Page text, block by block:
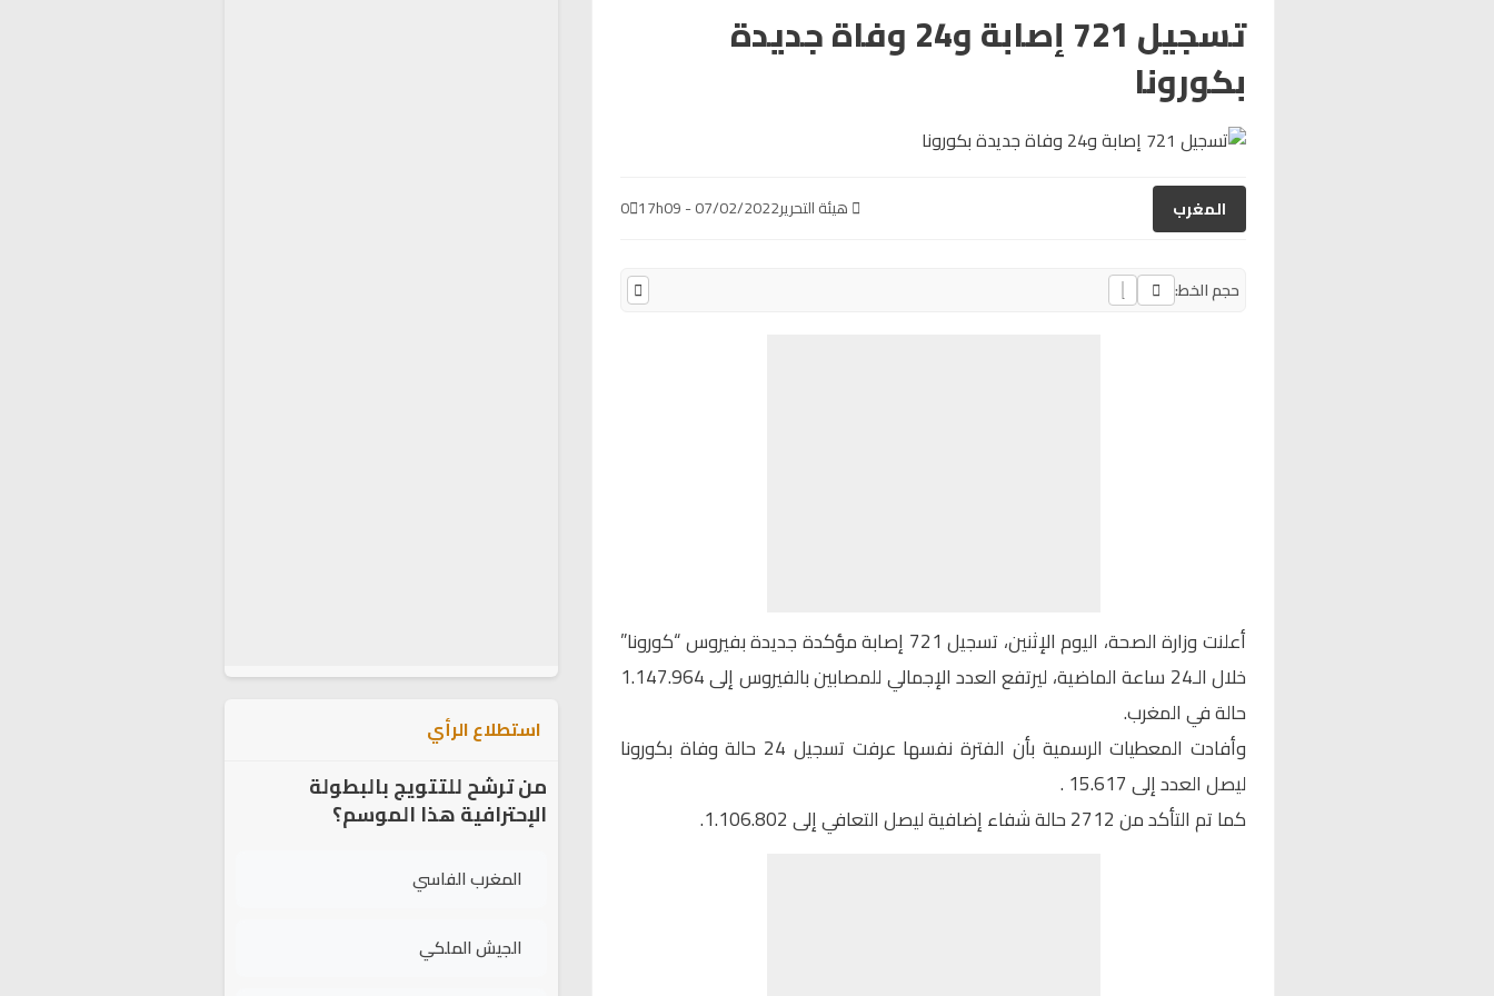
تسجيل 721 إصابة و24 وفاة جديدة
بكورونا
المغرب هيئة التحرير07/02/2022 - 17h09
0
حجم الخط:
أعلنت وزارة الصحة، اليوم الإثنين، تسجيل 721 إصابة مؤكدة جديدة بفيروس “كورونا”
خلال الـ24 ساعة الماضية، ليرتفع العدد الإجمالي للمصابين بالفيروس إلى 1.147.964
حالة في المغرب.
وأفادت المعطيات الرسمية بأن الفترة نفسها عرفت تسجيل 24 حالة وفاة بكورونا
ليصل العدد إلى 15.617 .
كما تم التأكد من 2712 حالة شفاء إضافية ليصل التعافي إلى 1.106.802.
استطلاع الرأي
من ترشح للتتويج بالبطولة
الإحترافية هذا الموسم؟
المغرب الفاسي
الجيش الملكي